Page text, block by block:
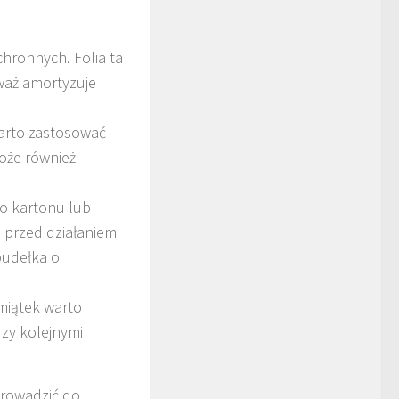
Folia ta
amortyzuje
zastosować
również
kartonu lub
działaniem
o
warto
kolejnymi